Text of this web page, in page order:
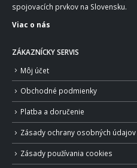
spojovacích prvkov na Slovensku.
Viac o nás
ZÁKAZNÍCKY SERVIS
Môj účet
Obchodné podmienky
Platba a doručenie
Zásady ochrany osobných údajov
Zásady používania cookies